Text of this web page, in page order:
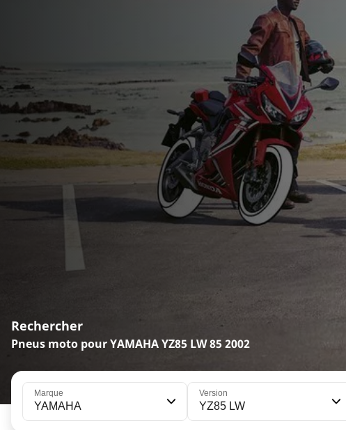
Rechercher
Pneus moto pour YAMAHA YZ85 LW 85 2002
Marque
YAMAHA
Version
YZ85 LW